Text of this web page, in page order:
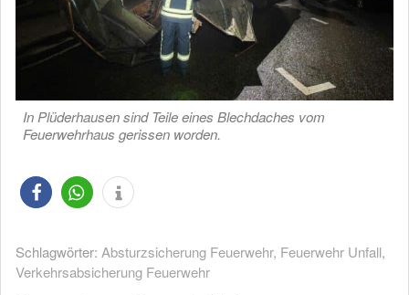
In Plüderhausen sind Teile eines Blechdaches vom
Feuerwehrhaus gerissen worden.
Schlagwörter: Absturzsicherung Feuerwehr, Feuerwehr Unfall,
Verkehrsabsicherung Feuerwehr